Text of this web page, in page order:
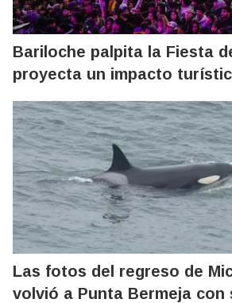
Bariloche palpita la Fiesta
proyecta un impacto
Las fotos del regreso de
volvió a Punta Bermeja con